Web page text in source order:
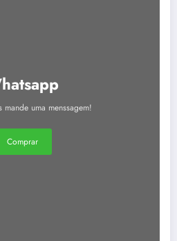
mande uma menssagem!
Comprar